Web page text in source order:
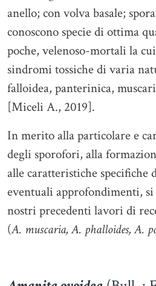
anello; con volva basale;
conoscono specie di ottima
poche, velenoso-mortali la
sindromi tossiche di varia
falloidea, panterinica,
[Miceli A., 2019].
In merito alla particolare e
degli sporofori, alla
alle caratteristiche specifiche
eventuali approfondimenti,
nostri precedenti lavori di
(A. muscaria, A. phalloides, A.